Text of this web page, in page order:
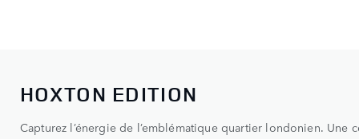
HOXTON EDITION
Capturez l’énergie de l’emblématique quartier londonien.